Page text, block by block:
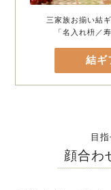
三家族お揃い結
「名入れ枡／寿
結ギ
目
顔合わ